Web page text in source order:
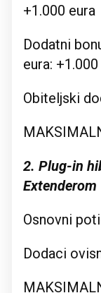
+1.000 eura
Dodatni
eura:
Obiteljski
2. Plug-in
Extenderom
Osnovni
Dodaci